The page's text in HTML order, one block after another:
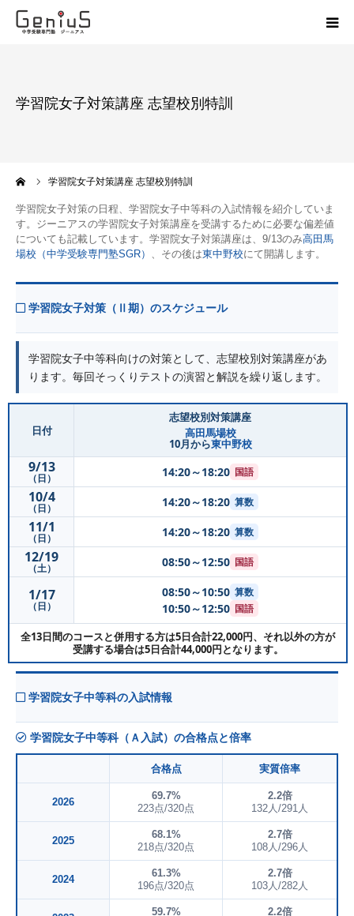
学習院女子対策講座 志望校別特訓
学習院女子対策講座 志望校別特訓
学習院女子対策の日程、学習院女子中等科の入試情報を紹介していま
す。ジーニアスの学習院女子対策講座を受講するために必要な偏差値
についても記載しています。学習院女子対策講座は、9/13のみ高田馬
場校（中学受験専門塾SGR） 、その後は東中野校にて開講します。
学習院女子対策（Ⅱ期）のスケジュール
学習院女子中等科向けの対策として、志望校別対策講座があ
ります。毎回そっくりテストの演習と解説を繰り返します。
日付
志望校別対策講座
高田馬場校
10月から東中野校
9/13
（日） 14:20～18:20 国語
10/4
（日） 14:20～18:20 算数
11/1
（日） 14:20～18:20 算数
12/19
（土） 08:50～12:50 国語
1/17
（日）
08:50～10:50 算数
10:50～12:50 国語
全13日間のコースと併用する方は5日合計22,000円、それ以外の方が
受講する場合は5日合計44,000円となります。
学習院女子中等科の入試情報
学習院女子中等科（Ａ入試）の合格点と倍率
合格点 実質倍率
2026
69.7%
223点/320点
2.2倍
132人/291人
2025
68.1%
218点/320点
2.7倍
108人/296人
2024
61.3%
196点/320点
2.7倍
103人/282人
59.7%
2.2倍
志望校別特訓
模試
動画
お問い合わせ